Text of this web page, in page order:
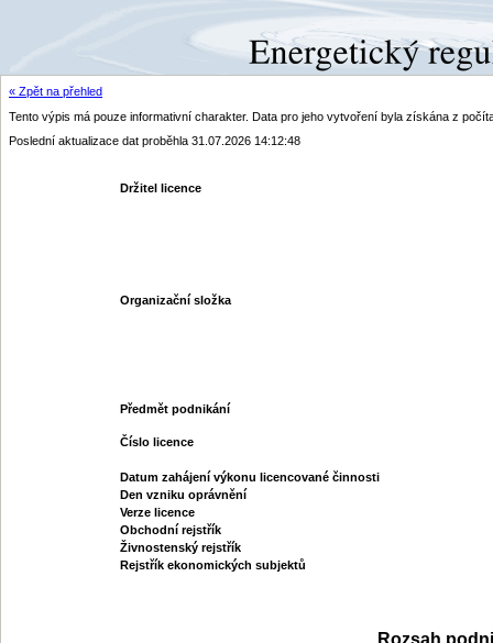
« Zpět na přehled
Tento výpis má pouze informativní charakter. Data pro jeho vytvoření byla získána z
Poslední aktualizace dat proběhla 31.07.2026 14:12:48
Držitel licence
Organizační složka
Předmět podnikání
Číslo licence
Datum zahájení výkonu licencované činnosti
Den vzniku oprávnění
Verze licence
Obchodní rejstřík
Živnostenský rejstřík
Rejstřík ekonomických subjektů
Rozsah